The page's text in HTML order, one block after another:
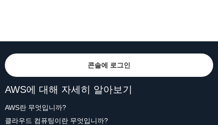
콘솔에 로그인
AWS에 대해 자세히 알아보기
AWS란 무엇입니까?
클라우드 컴퓨팅이란 무엇입니까?